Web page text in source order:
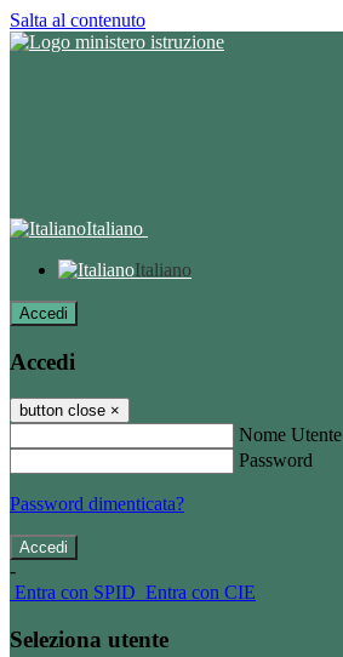
Salta al contenuto
Italiano
Italiano
Accedi
Accedi
button close ×
Nome Utente
Password
Password dimenticata?
-
Entra con SPID Entra con CIE
Seleziona utente